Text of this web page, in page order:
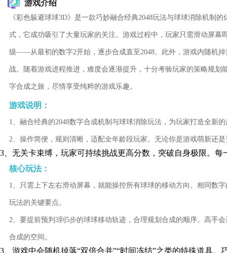
游戏介绍
《彩色躲避球球3D》是一款巧妙融合经典2048玩法与球球消除机制
式，它成功吸引了大量玩家的关注。游戏过程中，玩家只需滑动屏
级——从最初的数字2开始，逐步合成直至2048。此外，游戏内随机
战。随着游戏进程推进，难度会逐渐提升，十分考验玩家的策略规
字合成之旅，尽情享受纯粹的游戏乐趣。
游戏说明：
1、融合经典的2048数字合成机制与球球消除玩法，为玩家打造全新
2、操作简便，规则清晰，适配全年龄段玩家。无论你是游戏萌新还
3、无关卡束缚，玩家可持续挑战更高分数，突破自身极限。
核心玩法：
1、只需上下左右滑动屏幕，就能操控所有球球的移动方向。相同数
玩法的关键要点。
2、要提前预判3到5步的球球移动轨迹，合理规划合成的顺序。高手
合成的空间。
3、游戏中会随机掉落“双倍合并”“时间冻结”之类的特殊道具